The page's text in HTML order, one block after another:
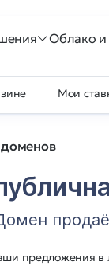
Облако и
Мои
предложения в